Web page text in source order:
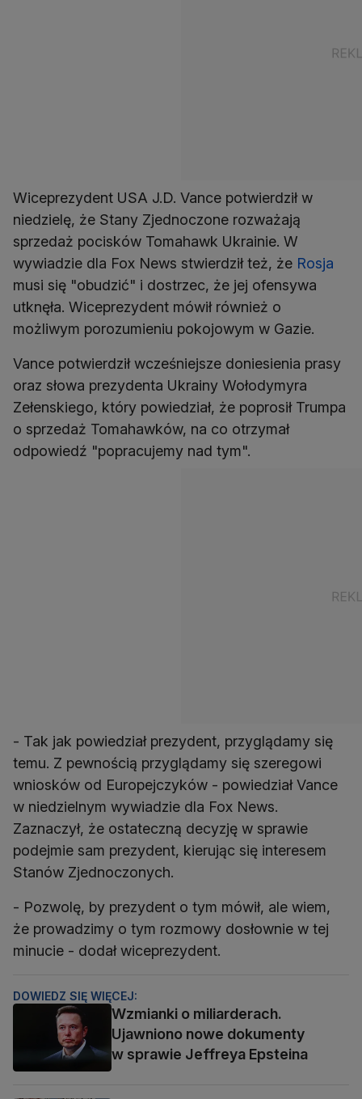
Wiceprezydent USA J.D. Vance potwierdził w
niedzielę, że Stany Zjednoczone rozważają
sprzedaż pocisków Tomahawk Ukrainie. W
wywiadzie dla Fox News stwierdził też, że Rosja
musi się "obudzić" i dostrzec, że jej ofensywa
utknęła. Wiceprezydent mówił również o
możliwym porozumieniu pokojowym w Gazie.
Vance potwierdził wcześniejsze doniesienia prasy
oraz słowa prezydenta Ukrainy Wołodymyra
Zełenskiego, który powiedział, że poprosił Trumpa
o sprzedaż Tomahawków, na co otrzymał
odpowiedź "popracujemy nad tym".
- Tak jak powiedział prezydent, przyglądamy się
temu. Z pewnością przyglądamy się szeregowi
wniosków od Europejczyków - powiedział Vance
w niedzielnym wywiadzie dla Fox News.
Zaznaczył, że ostateczną decyzję w sprawie
podejmie sam prezydent, kierując się interesem
- Pozwolę, by prezydent o tym mówił, ale wiem,
że prowadzimy o tym rozmowy dosłownie w tej
DOWIEDZ SIĘ WIĘCEJ:
Wzmianki o miliarderach.
Ujawniono nowe dokumenty
w sprawie Jeffreya Epsteina